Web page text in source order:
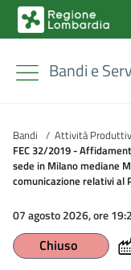
Bandi e
Bandi / Attività
FEC 32/2019 -
sede in Milano mediane
comunicazione relativi al
07 agosto 2026, ore
Chiuso